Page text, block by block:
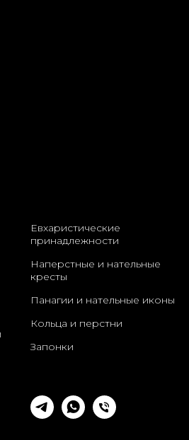
Евхаристические
принадлежности
Наперстные и нательные
кресты
Панагии и нательные иконы
Кольца и перстни
Запонки